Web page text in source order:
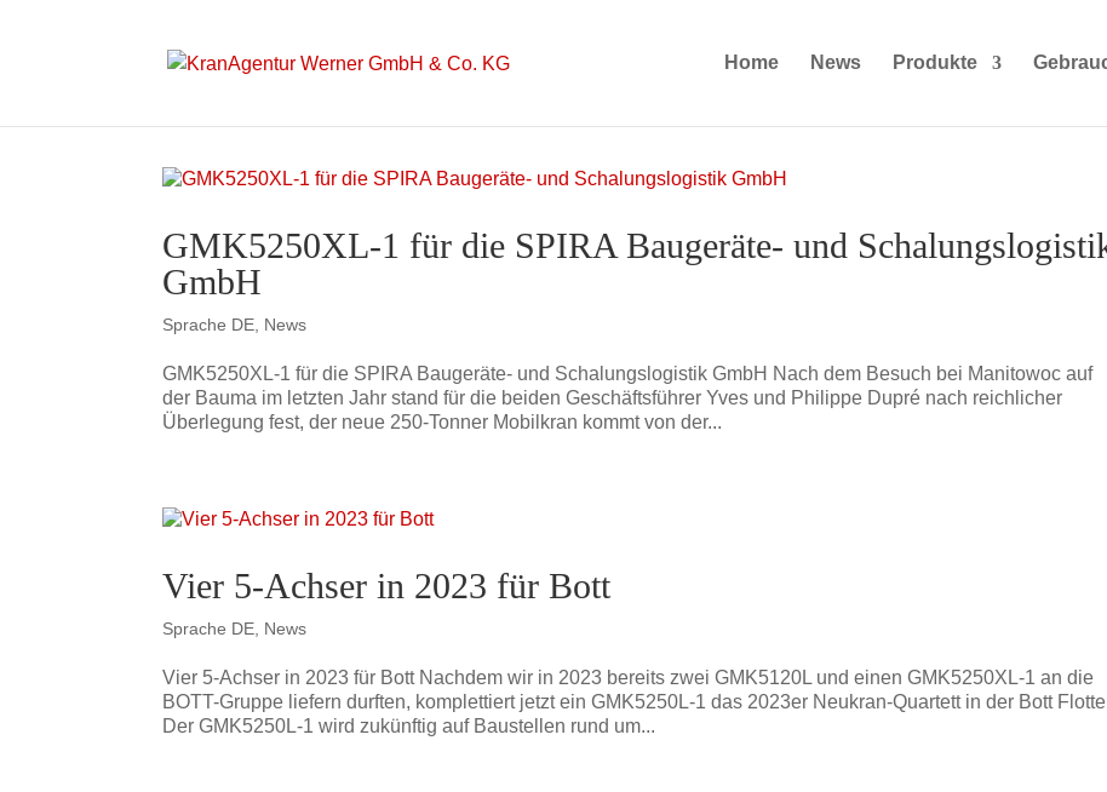
Home News Produkte
GMK5250XL-1 für die SPIRA Baugeräte- und
GmbH
Sprache DE News
GMK5250XL-1 für die SPIRA Baugeräte- und Schalungslogistik GmbH Nach dem Besuch bei Manitowoc auf
der Bauma im letzten Jahr stand für die beiden Geschäftsführer Yves und Philippe Dupré nach reichlicher
Überlegung fest, der neue 250-Tonner Mobilkran kommt von der...
Vier 5-Achser in 2023 für Bott
Sprache DE News
Vier 5-Achser in 2023 für Bott Nachdem wir in 2023 bereits zwei GMK5120L und einen GMK5250XL-1 an die
BOTT-Gruppe liefern durften, komplettiert jetzt ein GMK5250L-1 das 2023er Neukran-Quartett in der Bott
Der GMK5250L-1 wird zukünftig auf Baustellen rund um...